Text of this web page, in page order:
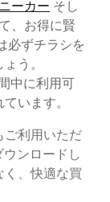
ーカー そし
、お得に賢
必ずチラシを
う。
中に利用可
います。
ご利用いただ
ウンロードし
、快適な買